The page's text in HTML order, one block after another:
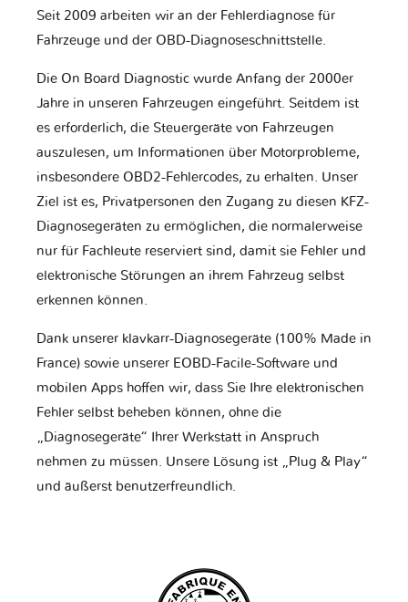
Seit 2009 arbeiten wir an der Fehlerdiagnose für
Fahrzeuge und der OBD-Diagnoseschnittstelle.
Die On Board Diagnostic wurde Anfang der 2000er
Jahre in unseren Fahrzeugen eingeführt. Seitdem ist
es erforderlich, die Steuergeräte von Fahrzeugen
auszulesen, um Informationen über Motorprobleme,
insbesondere OBD2-Fehlercodes, zu erhalten. Unser
Ziel ist es, Privatpersonen den Zugang zu diesen KFZ-
Diagnosegeräten zu ermöglichen, die normalerweise
nur für Fachleute reserviert sind, damit sie Fehler und
elektronische Störungen an ihrem Fahrzeug selbst
erkennen können.
Dank unserer klavkarr-Diagnosegeräte (100% Made in
France) sowie unserer EOBD-Facile-Software und
mobilen Apps hoffen wir, dass Sie Ihre elektronischen
Fehler selbst beheben können, ohne die
„Diagnosegeräte“ Ihrer Werkstatt in Anspruch
nehmen zu müssen. Unsere Lösung ist „Plug & Play“
und äußerst benutzerfreundlich.